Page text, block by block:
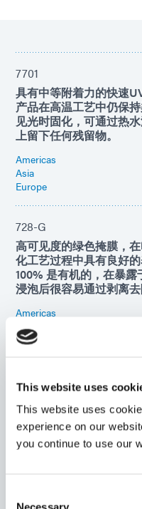
This website uses
This website uses
experience on our
you continue to use our
7701
具有中等附着力的快速
产品在高温工艺中仍保
见光时固化，可通过热
上留下任何残留物。
Americas
Asia
Europe
728-G
高可见度的绿色掩膜，
化工艺过程中具有良好
100% 是有机的，在暴
浸泡后很容易通过剥离去
Americas
Asia
Europe
734-BT
良好的表面保护。该产
脂掩膜固化后可修整并
Americas